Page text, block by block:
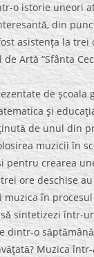
o istorie uneori
din
asistenţa la trei
Artă “Sfânta
de şcoala
şi
de unul din
muzicii în
pentru crearea
ore deschise
muzica în
sintetizezi într-
dintr-o
Muzica